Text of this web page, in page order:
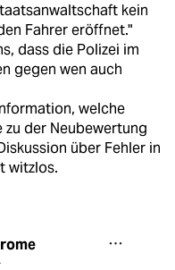
kein
Fahrer eröffnet."
dass die Polizei im
gegen wen auch
welche
der Neubewertung
über Fehler in
witzlos.